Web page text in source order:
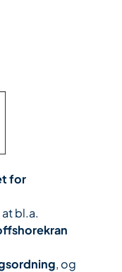
for
bl.a.
, og